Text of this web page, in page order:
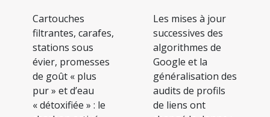
Cartouches
filtrantes, carafes,
stations sous
évier, promesses
de goût « plus
pur » et d’eau
« détoxifiée » : le
Les mises à jour
successives des
algorithmes de
Google et la
généralisation des
audits de profils
de liens ont